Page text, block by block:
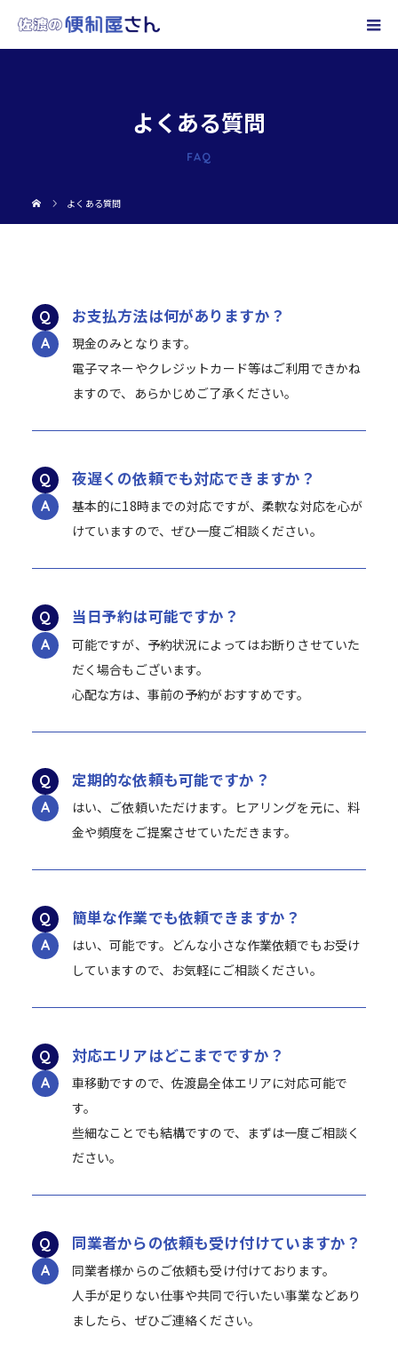
よくある質問
FAQ
よくある質問
お支払方法は何がありますか？
現金のみとなります。
電子マネーやクレジットカード等はご利用できかね
ますので、あらかじめご了承ください。
夜遅くの依頼でも対応できますか？
基本的に18時までの対応ですが、柔軟な対応を心が
けていますので、ぜひ一度ご相談ください。
当日予約は可能ですか？
可能ですが、予約状況によってはお断りさせていた
だく場合もございます。
心配な方は、事前の予約がおすすめです。
定期的な依頼も可能ですか？
はい、ご依頼いただけます。ヒアリングを元に、料
金や頻度をご提案させていただきます。
簡単な作業でも依頼できますか？
はい、可能です。どんな小さな作業依頼でもお受け
していますので、お気軽にご相談ください。
対応エリアはどこまでですか？
車移動ですので、佐渡島全体エリアに対応可能で
す。
些細なことでも結構ですので、まずは一度ご相談く
ださい。
同業者からの依頼も受け付けていますか？
同業者様からのご依頼も受け付けております。
人手が足りない仕事や共同で行いたい事業などあり
ましたら、ぜひご連絡ください。